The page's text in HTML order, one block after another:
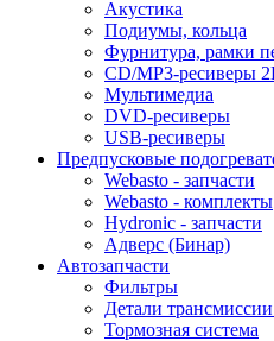
Акустика
Подиумы, кольца
Фурнитура, рамки
CD/MP3-ресиверы
Мультимедиа
DVD-ресиверы
USB-ресиверы
Предпусковые
Webasto - запчасти
Webasto - комплекты
Hydronic - запчасти
Адверс (Бинар)
Автозапчасти
Фильтры
Детали
Тормозная система